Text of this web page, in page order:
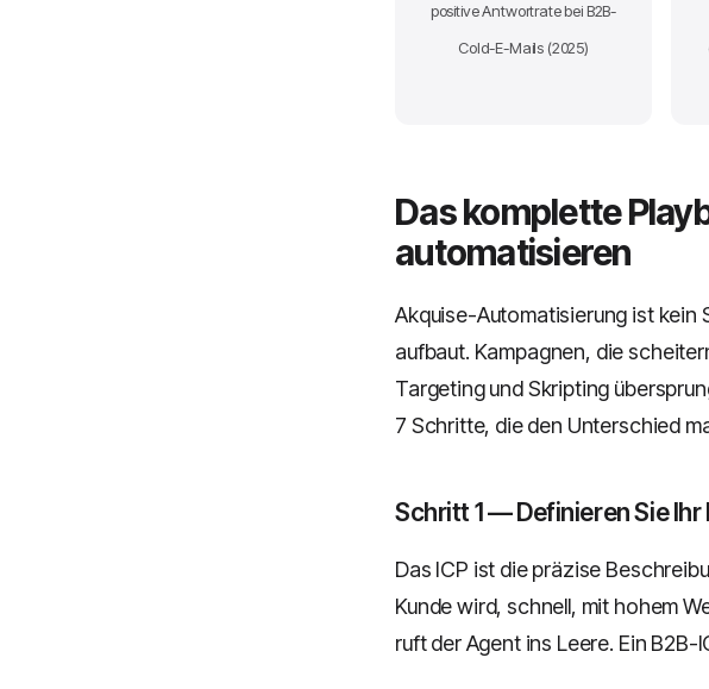
positive Antwortrate bei B2B-
Cold-E-Mails (2025)
Das komplette
automatisieren
Akquise-Automatisierung ist kein
aufbaut. Kampagnen, die
Targeting und Skripting
7 Schritte, die den Unterschied
Schritt 1 — Definieren Sie
Das ICP ist die präzise
Kunde wird, schnell, mit hohem
ruft der Agent ins Leere. Ein